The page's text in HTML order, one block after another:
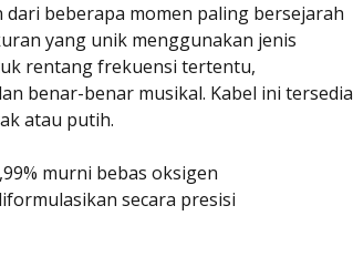
dari beberapa momen paling bersejarah
yang unik menggunakan jenis
rentang frekuensi tertentu,
benar-benar musikal. Kabel ini tersedia
atau putih.
murni bebas oksigen
secara presisi